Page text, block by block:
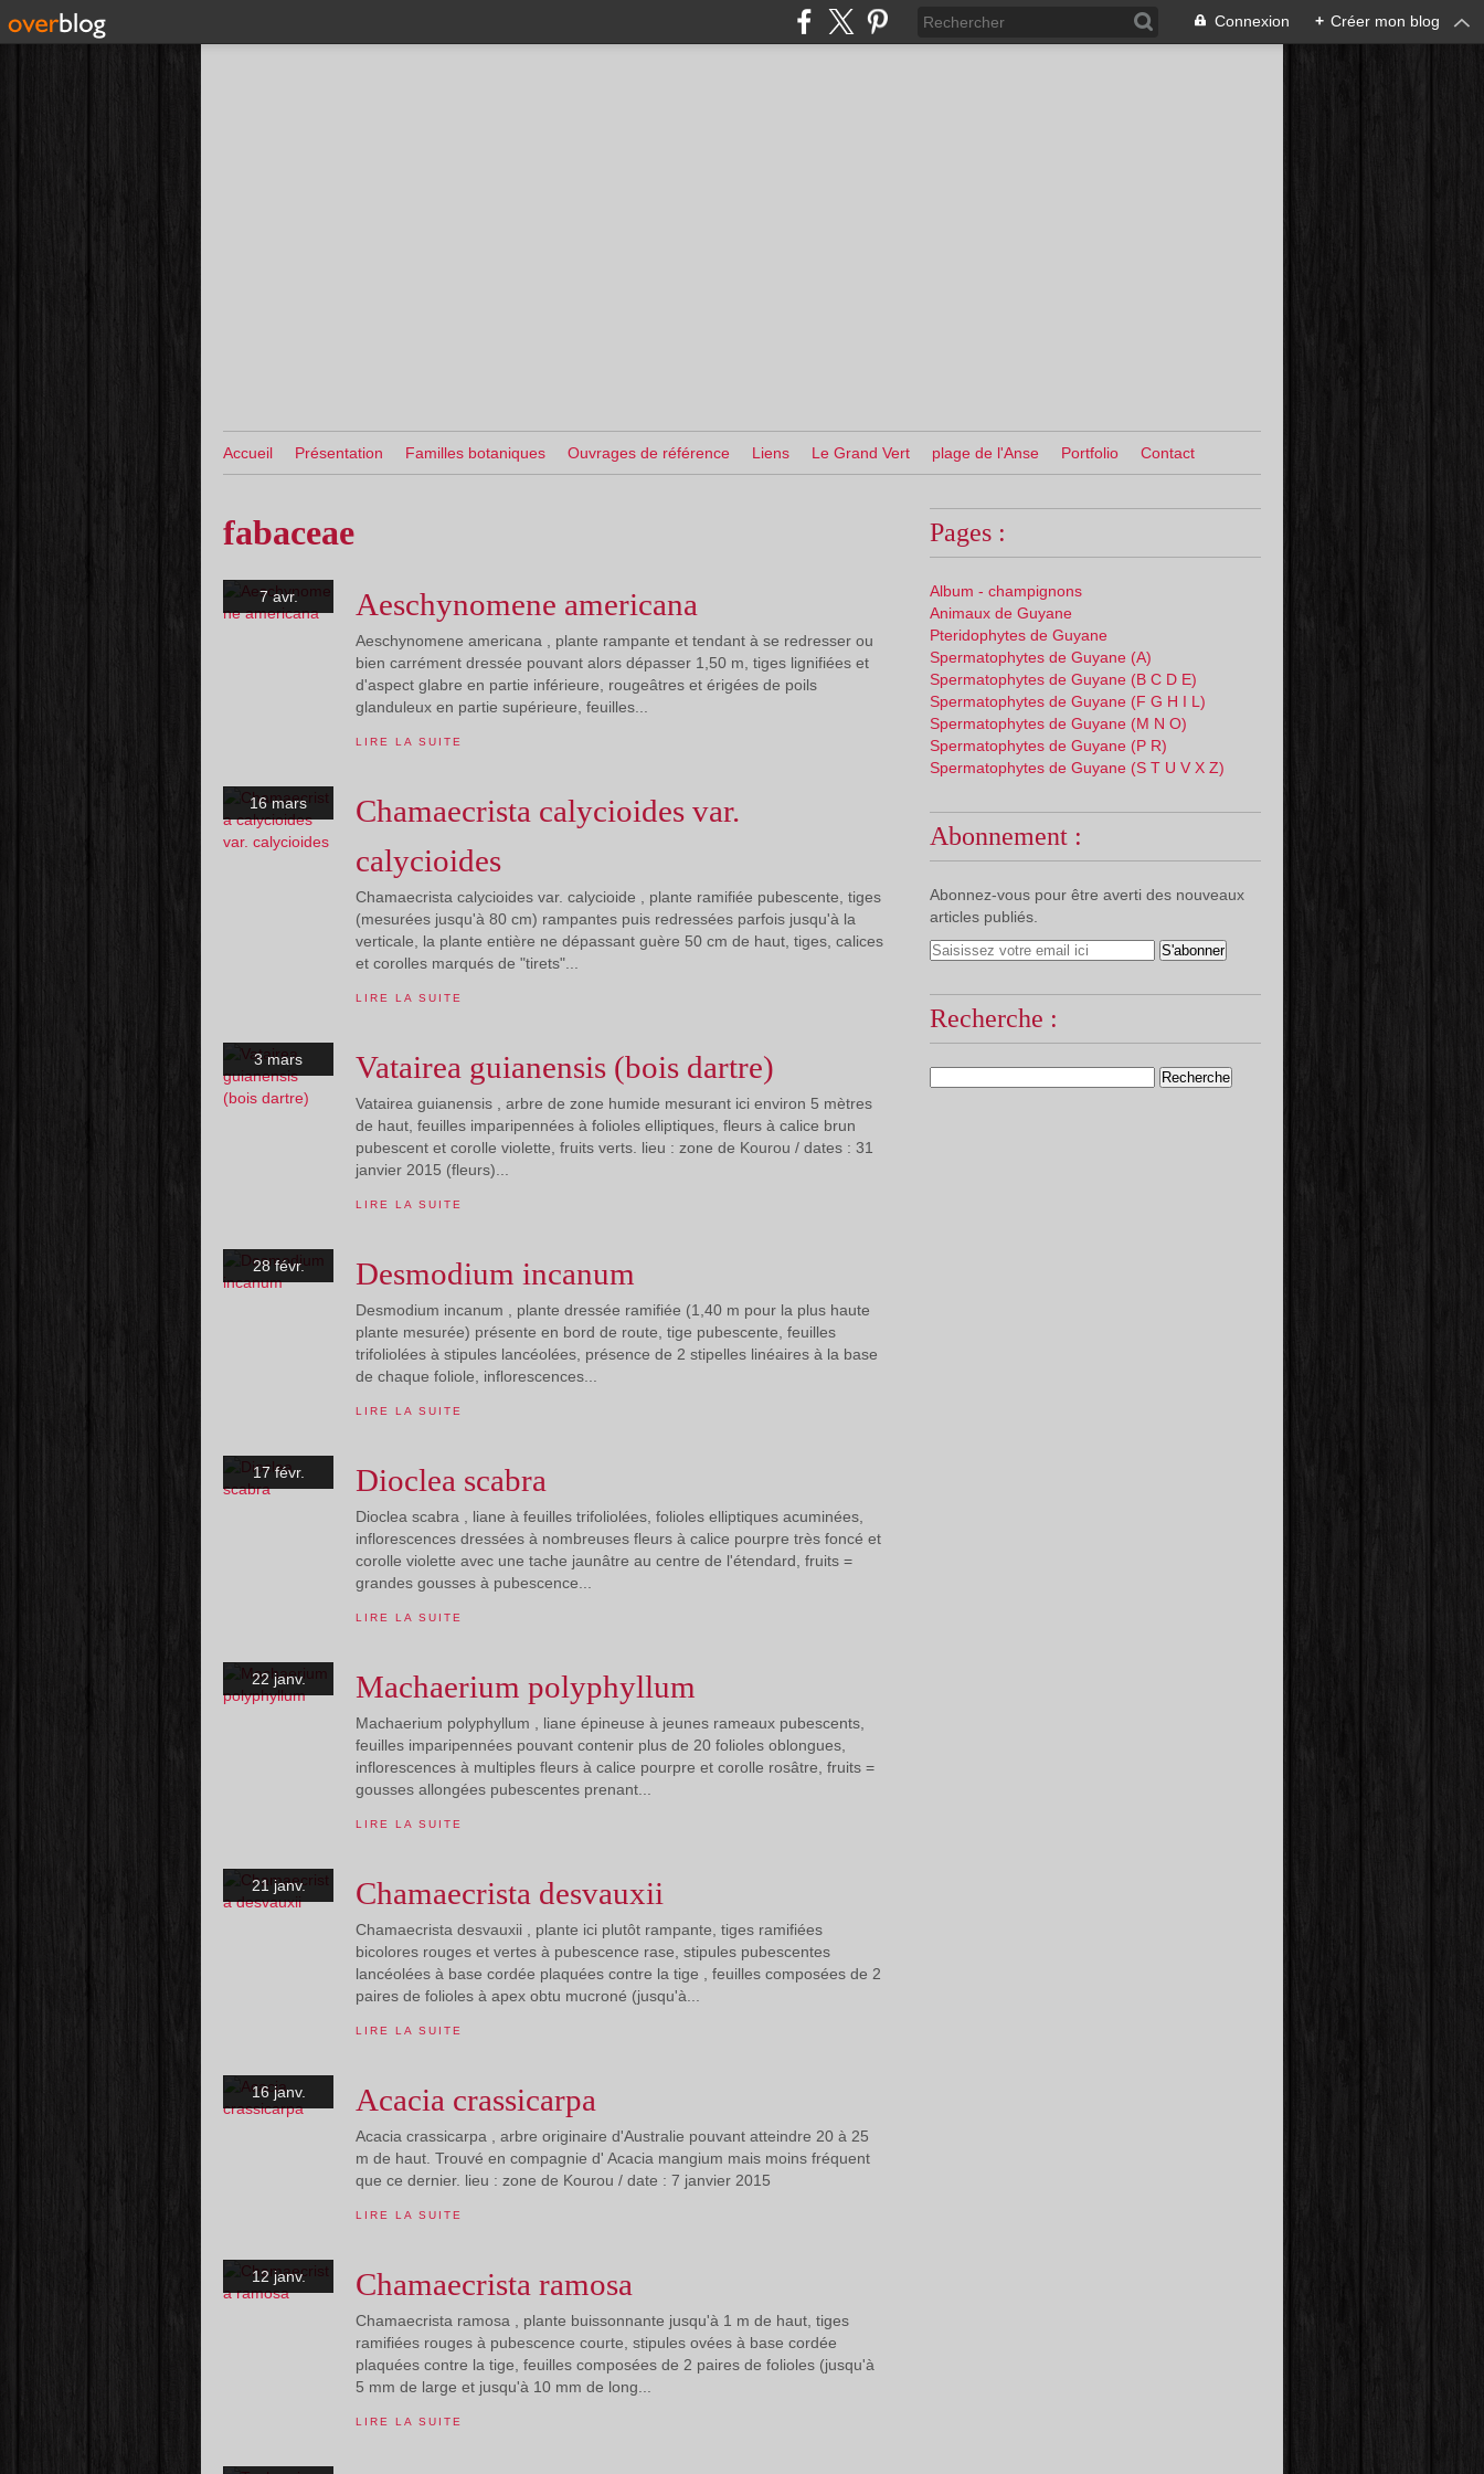
Connexion + Créer mon blog
Accueil Présentation Familles botaniques Ouvrages de référence Liens Le Grand Vert plage de l'Anse Portfolio Contact
fabaceae
7 avr. Aeschynomene americana
Aeschynomene americana , plante rampante et tendant à se redresser ou
bien carrément dressée pouvant alors dépasser 1,50 m, tiges lignifiées et
d'aspect glabre en partie inférieure, rougeâtres et érigées de poils
glanduleux en partie supérieure, feuilles...
LIRE LA SUITE
16 mars
Chamaecrista calycioides var.
calycioides
Chamaecrista calycioides var. calycioide , plante ramifiée pubescente, tiges
(mesurées jusqu'à 80 cm) rampantes puis redressées parfois jusqu'à la
verticale, la plante entière ne dépassant guère 50 cm de haut, tiges, calices
et corolles marqués de "tirets"...
LIRE LA SUITE
3 mars Vatairea guianensis (bois dartre)
Vatairea guianensis , arbre de zone humide mesurant ici environ 5 mètres
de haut, feuilles imparipennées à folioles elliptiques, fleurs à calice brun
pubescent et corolle violette, fruits verts. lieu : zone de Kourou / dates : 31
janvier 2015 (fleurs)...
LIRE LA SUITE
28 févr. Desmodium incanum
Desmodium incanum , plante dressée ramifiée (1,40 m pour la plus haute
plante mesurée) présente en bord de route, tige pubescente, feuilles
trifoliolées à stipules lancéolées, présence de 2 stipelles linéaires à la base
de chaque foliole, inflorescences...
LIRE LA SUITE
17 févr. Dioclea scabra
Dioclea scabra , liane à feuilles trifoliolées, folioles elliptiques acuminées,
inflorescences dressées à nombreuses fleurs à calice pourpre très foncé et
corolle violette avec une tache jaunâtre au centre de l'étendard, fruits =
grandes gousses à pubescence...
LIRE LA SUITE
22 janv. Machaerium polyphyllum
Machaerium polyphyllum , liane épineuse à jeunes rameaux pubescents,
feuilles imparipennées pouvant contenir plus de 20 folioles oblongues,
inflorescences à multiples fleurs à calice pourpre et corolle rosâtre, fruits =
gousses allongées pubescentes prenant...
LIRE LA SUITE
21 janv. Chamaecrista desvauxii
Chamaecrista desvauxii , plante ici plutôt rampante, tiges ramifiées
bicolores rouges et vertes à pubescence rase, stipules pubescentes
lancéolées à base cordée plaquées contre la tige , feuilles composées de 2
paires de folioles à apex obtu mucroné (jusqu'à...
LIRE LA SUITE
16 janv. Acacia crassicarpa
Acacia crassicarpa , arbre originaire d'Australie pouvant atteindre 20 à 25
m de haut. Trouvé en compagnie d' Acacia mangium mais moins fréquent
que ce dernier. lieu : zone de Kourou / date : 7 janvier 2015
LIRE LA SUITE
12 janv. Chamaecrista ramosa
Chamaecrista ramosa , plante buissonnante jusqu'à 1 m de haut, tiges
ramifiées rouges à pubescence courte, stipules ovées à base cordée
plaquées contre la tige, feuilles composées de 2 paires de folioles (jusqu'à
5 mm de large et jusqu'à 10 mm de long...
LIRE LA SUITE
Pages :
Album - champignons
Animaux de Guyane
Pteridophytes de Guyane
Spermatophytes de Guyane (A)
Spermatophytes de Guyane (B C D E)
Spermatophytes de Guyane (F G H I L)
Spermatophytes de Guyane (M N O)
Spermatophytes de Guyane (P R)
Spermatophytes de Guyane (S T U V X Z)
Abonnement :
Abonnez-vous pour être averti des nouveaux
articles publiés.
Recherche :